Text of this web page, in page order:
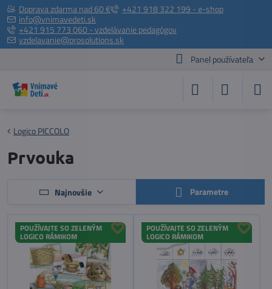
Doprava zdarma nad 60 €
+421 918 322 199 - e-shop
info@vnimavedeti.sk
+421 915 773 060 - vzdelávanie pedagógov
vzdelavanie@prosolutions.sk
Panel používateľa
Logico PICCOLO
Prvouka
Najnovšie Parametre
POUŽÍVAJTE SO ZELENÝM
LOGICO RÁMIKOM
POUŽÍVAJTE SO ZELENÝM
LOGICO RÁMIKOM